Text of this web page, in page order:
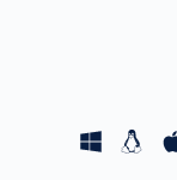
CONCURSOS POR
Concursos Fiscais